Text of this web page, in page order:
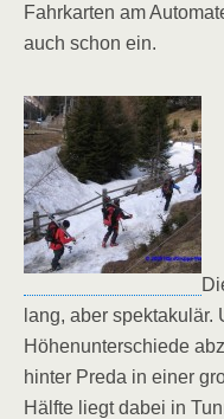
Fahrkarten am
auch schon ein.
lang, aber spektakulär.
Höhenunterschiede
hinter Preda in einer
Hälfte liegt dabei in